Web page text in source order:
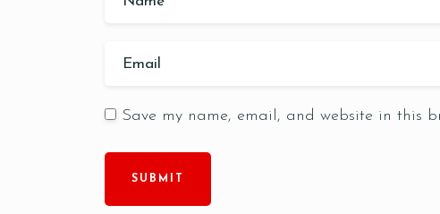
Save my name, email, and website in this
SUBMIT